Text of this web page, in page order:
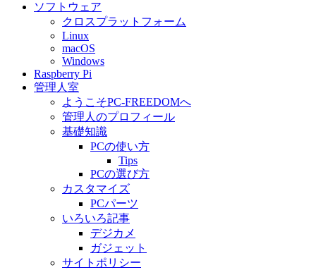
ソフトウェア
クロスプラットフォーム
Linux
macOS
Windows
Raspberry Pi
管理人室
ようこそPC-FREEDOMへ
管理人のプロフィール
基礎知識
PCの使い方
Tips
PCの選び方
カスタマイズ
PCパーツ
いろいろ記事
デジカメ
ガジェット
サイトポリシー